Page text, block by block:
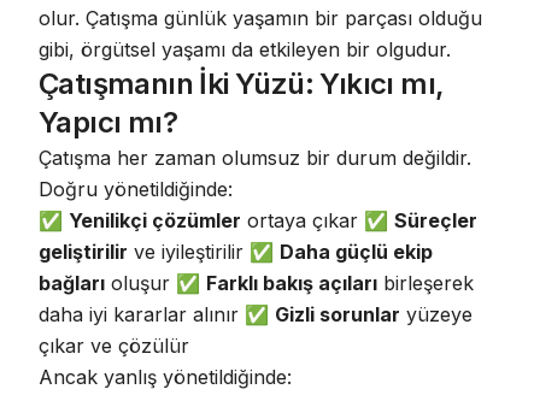
olur. Çatışma günlük yaşamın bir parçası olduğu
gibi, örgütsel yaşamı da etkileyen bir olgudur.
Çatışmanın İki Yüzü: Yıkıcı mı,
Yapıcı mı?
Çatışma her zaman olumsuz bir durum değildir.
Doğru yönetildiğinde:
✅ Yenilikçi çözümler ortaya çıkar ✅ Süreçler
geliştirilir ve iyileştirilir ✅ Daha güçlü ekip
bağları oluşur ✅ Farklı bakış açıları birleşerek
daha iyi kararlar alınır ✅ Gizli sorunlar yüzeye
çıkar ve çözülür
Ancak yanlış yönetildiğinde: